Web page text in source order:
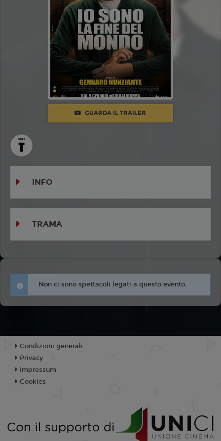
GUARDA IL TRAILER
INFO
TRAMA
Non ci sono spettacoli legati a questo evento.
Condizioni generali
Privacy
Impressum
Cookies